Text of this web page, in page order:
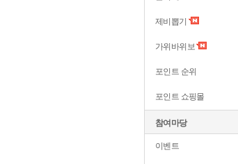
제비뽑기
가위바위보
포인트 순위
포인트 쇼핑몰
참여마당
이벤트